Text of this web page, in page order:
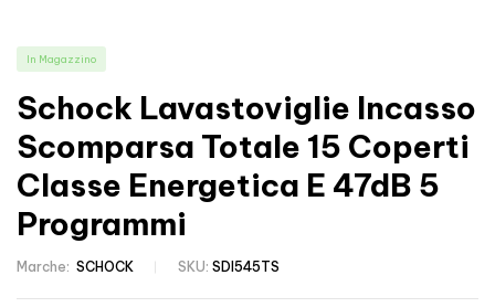
In Magazzino
Schock Lavastoviglie Incasso
Scomparsa Totale 15 Coperti
Classe Energetica E 47dB 5
Programmi
Marche: SCHOCK SKU: SDI545TS